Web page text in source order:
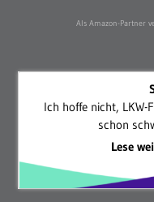
Als Amazon-Partner
Ich hoffe nicht,
schon
Lese